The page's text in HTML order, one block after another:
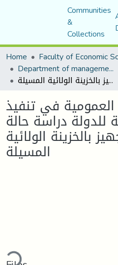
Communities
&
Collections
Home
Department of management sciences
دور الخزينة العمومية في تنفيذ الميزانية العامة للدولة دراسة حالة تنفيذ نفقات التجهيز بالخزينة الولائية المسيلة
العمومية في تنفيذ
للدولة دراسة حالة
بالخزينة الولائية
المسيلة
Loading...